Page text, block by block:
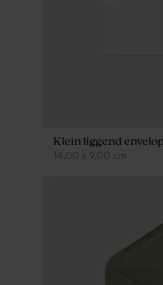
Klein liggend
14,00 x 9,00 cm